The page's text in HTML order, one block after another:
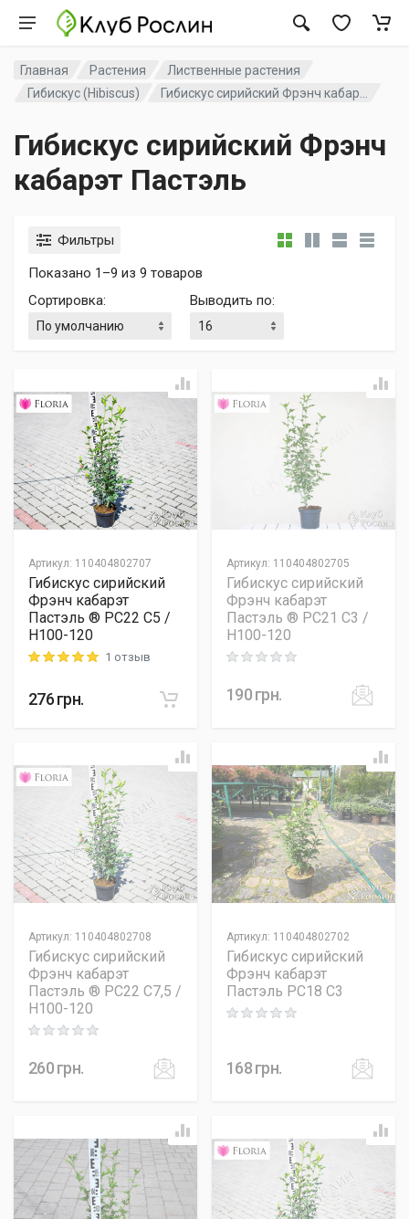
Главная Растения
Лиственные растения
Гибискус (Hibiscus)
Гибискус сирийский Фрэнч кабар...
Гибискус сирийский Фрэнч
кабарэт Пастэль
Фильтры
Показано 1–9 из 9 товаров
Сортировка: Выводить по:
Артикул: 110404802707
Гибискус сирийский
Фрэнч кабарэт
Пастэль ® PC22 C5 /
H100-120
Rating: 5 out of 51 отзыв
276грн.
Артикул: 110404802705
Гибискус сирийский
Фрэнч кабарэт
Пастэль ® PC21 C3 /
H100-120
Rating: 0 out of 5
190грн.
Артикул: 110404802708
Гибискус сирийский
Фрэнч кабарэт
Пастэль ® PC22 C7,5 /
H100-120
Rating: 0 out of 5
260грн.
Артикул: 110404802702
Гибискус сирийский
Фрэнч кабарэт
Пастэль PC18 C3
Rating: 0 out of 5
168грн.